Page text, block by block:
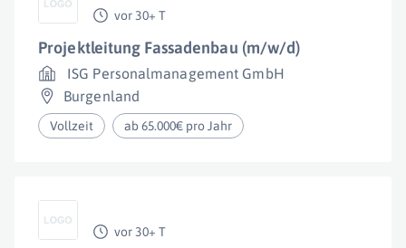
vor 30+ T
Projektleitung Fassadenbau (m/w/d)
ISG Personalmanagement GmbH
Burgenland
Vollzeit ab 65.000€ pro Jahr
vor 30+ T